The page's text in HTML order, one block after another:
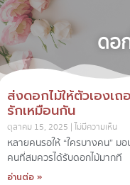
ดอ
ส่งดอกไม้ให้ตัวเองเ
รักเหมือนกัน
ตุลาคม 15, 2025 ไม่มีความเห็น
หลายคนรอให้ “ใครบางคน”
คนที่สมควรได้รับดอกไม้มากที
อ่านต่อ »